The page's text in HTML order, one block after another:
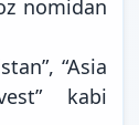
nomidan
“Asia
kabi